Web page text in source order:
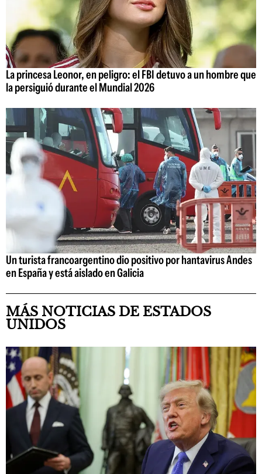
La princesa Leonor, en peligro: el FBI detuvo a un hombre que
la persiguió durante el Mundial 2026
Un turista francoargentino dio positivo por hantavirus Andes
en España y está aislado en Galicia
MÁS NOTICIAS DE ESTADOS
UNIDOS